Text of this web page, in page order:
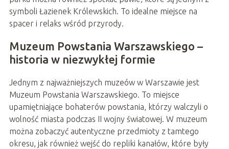
symboli Łazienek Królewskich. To idealne miejsce na
spacer i relaks wśród przyrody.
Muzeum Powstania Warszawskiego –
historia w niezwykłej formie
Jednym z najważniejszych muzeów w Warszawie jest
Muzeum Powstania Warszawskiego. To miejsce
upamiętniające bohaterów powstania, którzy walczyli o
wolność miasta podczas II wojny światowej. W muzeum
można zobaczyć autentyczne przedmioty z tamtego
okresu, jak również wejść do repliki kanałów, które były